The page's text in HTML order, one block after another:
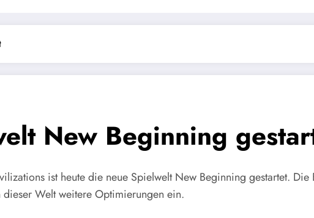
New Beginning
ist heute die neue Spielwelt New Beginning gestartet.
Welt weitere Optimierungen ein.